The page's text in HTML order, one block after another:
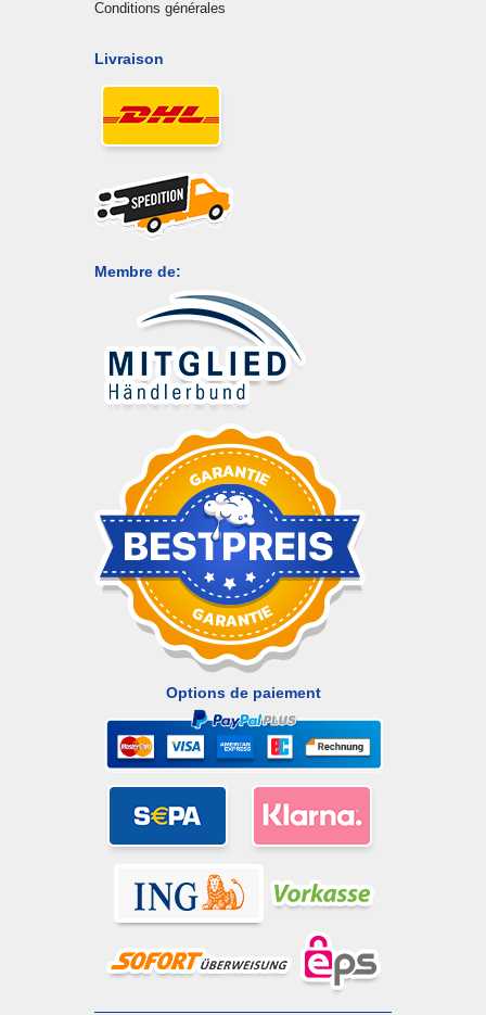
Conditions générales
Livraison
Membre de:
Options de paiement